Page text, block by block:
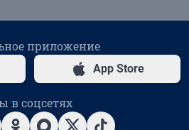
приложение
App Store
в соцсетях